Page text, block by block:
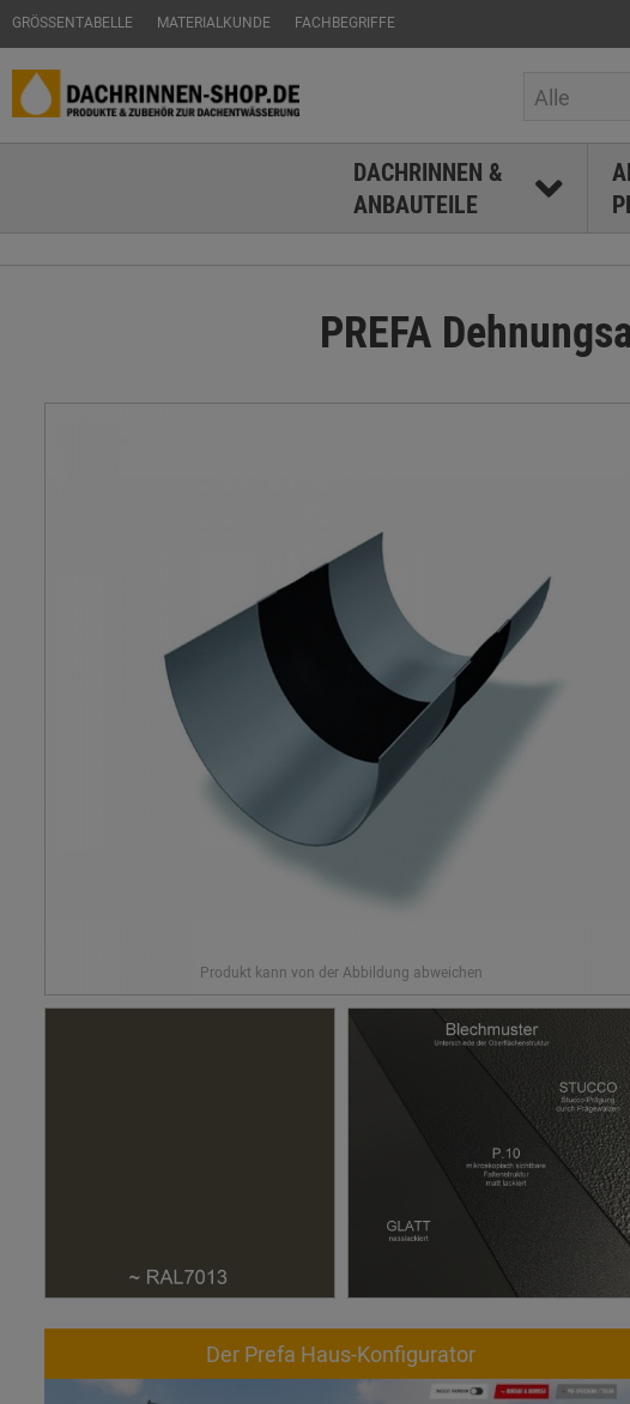
GRÖSSENTABELLE MATERIALKUNDE FACHBEGRIFFE
Alle
DACHRINNEN &
ANBAUTEILE
PREFA
Der Prefa Haus-Konfigurator